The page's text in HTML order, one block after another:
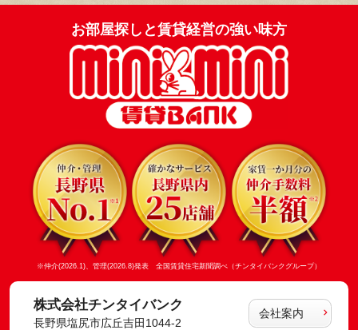
お部屋探しと賃貸経営の強い味方
※仲介(2026.1)、管理(2026.8)発表 全国賃貸住宅新聞調べ（チンタイバンクグループ）
株式会社チンタイバンク
長野県塩尻市広丘吉田1044-2
会社案内